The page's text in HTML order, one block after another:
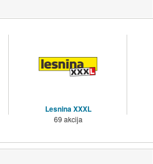
Lesnina XXXL
69 akcija